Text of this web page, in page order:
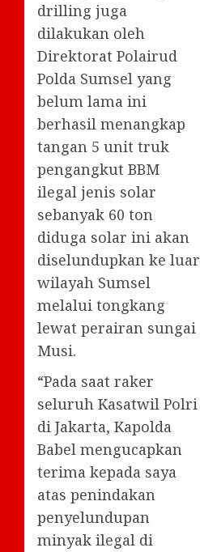
drilling juga
dilakukan oleh
Direktorat Polairud
Polda Sumsel yang
belum lama ini
berhasil menangkap
tangan 5 unit truk
pengangkut BBM
ilegal jenis solar
sebanyak 60 ton
diduga solar ini akan
diselundupkan ke luar
wilayah Sumsel
melalui tongkang
lewat perairan sungai
Musi.
“Pada saat raker
seluruh Kasatwil Polri
di Jakarta, Kapolda
Babel mengucapkan
terima kepada saya
atas penindakan
penyelundupan
minyak ilegal di